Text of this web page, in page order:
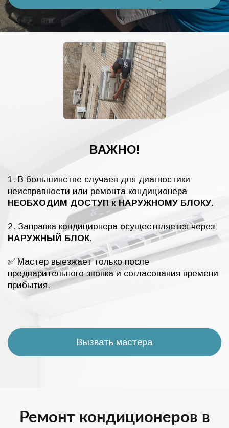
ВАЖНО!
1. В большинстве случаев для диагностики
неисправности или ремонта кондиционера
НЕОБХОДИМ ДОСТУП к НАРУЖНОМУ БЛОКУ.
2. Заправка кондиционера осуществляется через
НАРУЖНЫЙ БЛОК.
✅ Мастер выезжает только после
предварительного звонка и согласования времени
прибытия.
Вызвать мастера
Ремонт кондиционеров в